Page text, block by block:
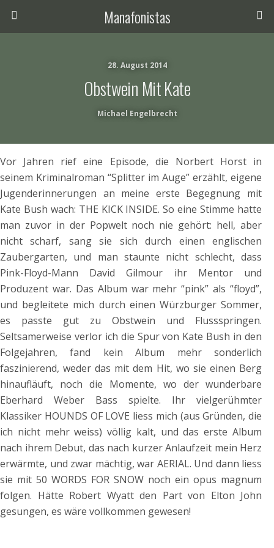
Manafonistas
28. August 2014
Obstwein Mit Kate
Michael Engelbrecht
Vor Jahren rief eine Episode, die Norbert Horst in
seinem Kriminalroman “Splitter im Auge” erzählt, eigene
Jugenderinnerungen an meine erste Begegnung mit
Kate Bush wach: THE KICK INSIDE. So eine Stimme hatte
man zuvor in der Popwelt noch nie gehört: hell, aber
nicht scharf, sang sie sich durch einen englischen
Zaubergarten, und man staunte nicht schlecht, dass
Pink-Floyd-Mann David Gilmour ihr Mentor und
Produzent war. Das Album war mehr “pink” als “floyd”,
und begleitete mich durch einen Würzburger Sommer,
es passte gut zu Obstwein und Flussspringen.
Seltsamerweise verlor ich die Spur von Kate Bush in den
Folgejahren, fand kein Album mehr sonderlich
faszinierend, weder das mit dem Hit, wo sie einen Berg
hinaufläuft, noch die Momente, wo der wunderbare
Eberhard Weber Bass spielte. Ihr vielgerühmter
Klassiker HOUNDS OF LOVE liess mich (aus Gründen, die
ich nicht mehr weiss) völlig kalt, und das erste Album
nach ihrem Debut, das nach kurzer Anlaufzeit mein Herz
erwärmte, und zwar mächtig, war AERIAL. Und dann liess
sie mit 50 WORDS FOR SNOW noch ein opus magnum
folgen. Hätte Robert Wyatt den Part von Elton John
gesungen, es wäre vollkommen gewesen!